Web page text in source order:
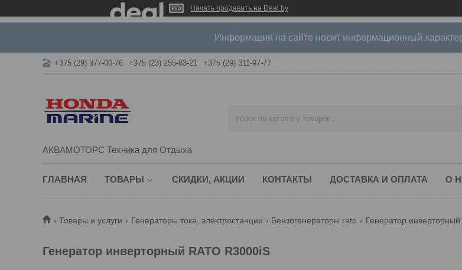
Начать продавать на Deal.by
Информация на сайте носит информационный
+375 (29) 377-00-76 +375 (23) 255-83-21 +375 (29) 311-97-77
АКВАМОТОРС Техника для Отдыха
ГЛАВНАЯ ТОВАРЫ СКИДКИ, АКЦИИ КОНТАКТЫ ДОСТАВКА И ОПЛАТА О
Товары и услуги Генераторы тока, электростанции Бензогенераторы rato Генератор
Генератор инверторный RATO R3000iS